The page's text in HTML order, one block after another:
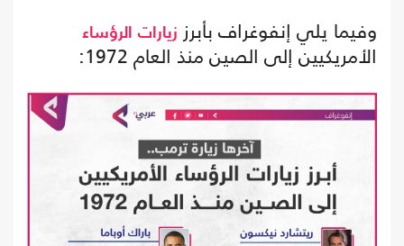
وفيما يلي إنفوغراف بأبرز زيارات الرؤساء
الأمريكيين إلى الصين منذ العام 1972: